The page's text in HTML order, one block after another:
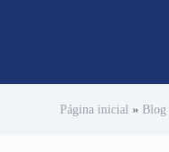
Página inicial » Blog